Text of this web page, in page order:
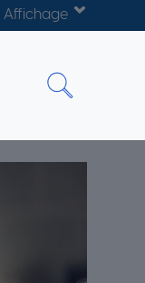
Affichage